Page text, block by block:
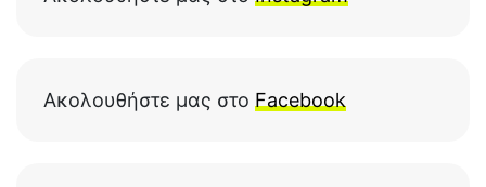
Ακολουθήστε μας στο Facebook